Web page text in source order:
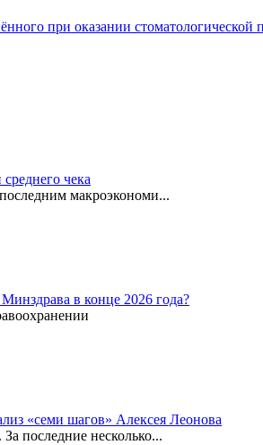
при оказании стоматологической
чека
макроэкономи...
в конце 2026 года?
«семи шагов» Алексея Леонова
последние несколько...